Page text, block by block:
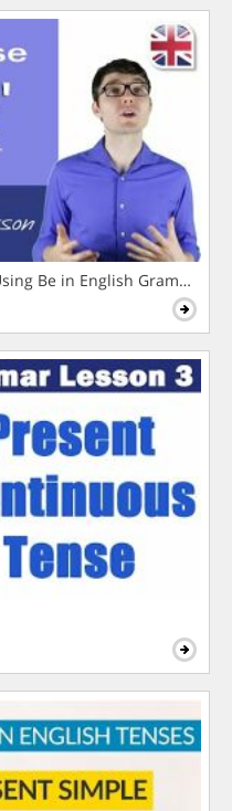
Be in English Grammar